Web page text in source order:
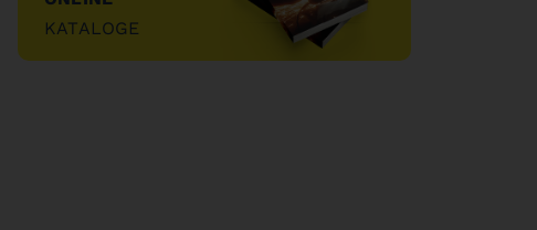
KATALOGE
"